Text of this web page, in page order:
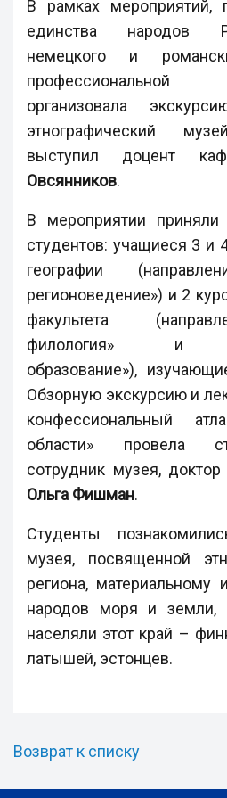
В рамках мероприятий,
единства народов
немецкого и
организовала
этнографический
выступил доцент
Овсянников.
В мероприятии
студентов: учащиеся 3 и
географии
регионоведение») и 2
факультета
филология» и
образование»),
Обзорную экскурсию и
конфессиональный
области» провела
сотрудник музея, доктор
Ольга Фишман.
Студенты
музея, посвященной
региона,
народов моря и земли,
населяли этот край –
латышей, эстонцев.
Возврат к списку